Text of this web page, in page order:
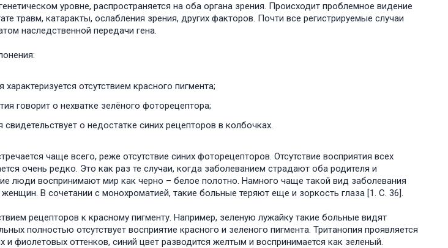
уровне, распространяется на оба органа зрения. Происходит проблемное видение
травм, катаракты, ослабления зрения, других факторов. Почти все регистрируемые случаи
наследственной передачи гена.
отсутствием красного пигмента;
говорит о нехватке зелёного фоторецептора;
о недостатке синих рецепторов в колбочках.
чаще всего, реже отсутствие синих фоторецепторов. Отсутствие восприятия всех
очень редко. Это как раз те случаи, когда заболеванием страдают оба родителя и
люди воспринимают мир как черно – белое полотно. Намного чаще такой вид заболевания
В сочетании с монохроматией, такие больные теряют еще и зоркость глаза [1. C. 36].
рецепторов к красному пигменту. Например, зеленую лужайку такие больные видят
полностью отсутствует восприятие красного и зеленого пигмента. Тританопия проявляется
и фиолетовых оттенков, синий цвет разводится желтым и воспринимается как зеленый.